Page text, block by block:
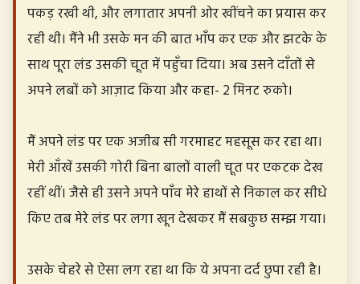
पकड़ रखी थी, और लगातार अपनी ओर खींचने का प्रयास कर
रही थी। मैंने भी उसके मन की बात भाँप कर एक और झटके के
साथ पूरा लंड उसकी चूत में पहुँचा दिया। अब उसने दाँतों से
अपने लबों को आज़ाद किया और कहा- 2 मिनट रुको।
मैं अपने लंड पर एक अजीब सी गरमाहट महसूस कर रहा था।
मेरी आँखें उसकी गोरी बिना बालों वाली चूत पर एकटक देख
रहीं थीं। जैसे ही उसने अपने पाँव मेरे हाथों से निकाल कर सीधे
किए तब मेरे लंड पर लगा खून देखकर मैं सबकुछ सम्झ गया।
उसके चेहरे से ऐसा लग रहा था कि ये अपना दर्द छुपा रही है।